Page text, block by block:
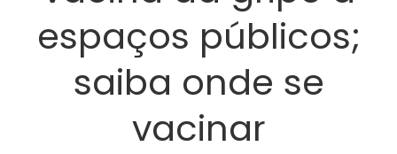
espaços públicos;
saiba onde se
vacinar